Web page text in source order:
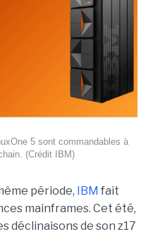
5 sont commandables à
(Crédit IBM)
période, IBM fait
mainframes. Cet été,
déclinaisons de son z17